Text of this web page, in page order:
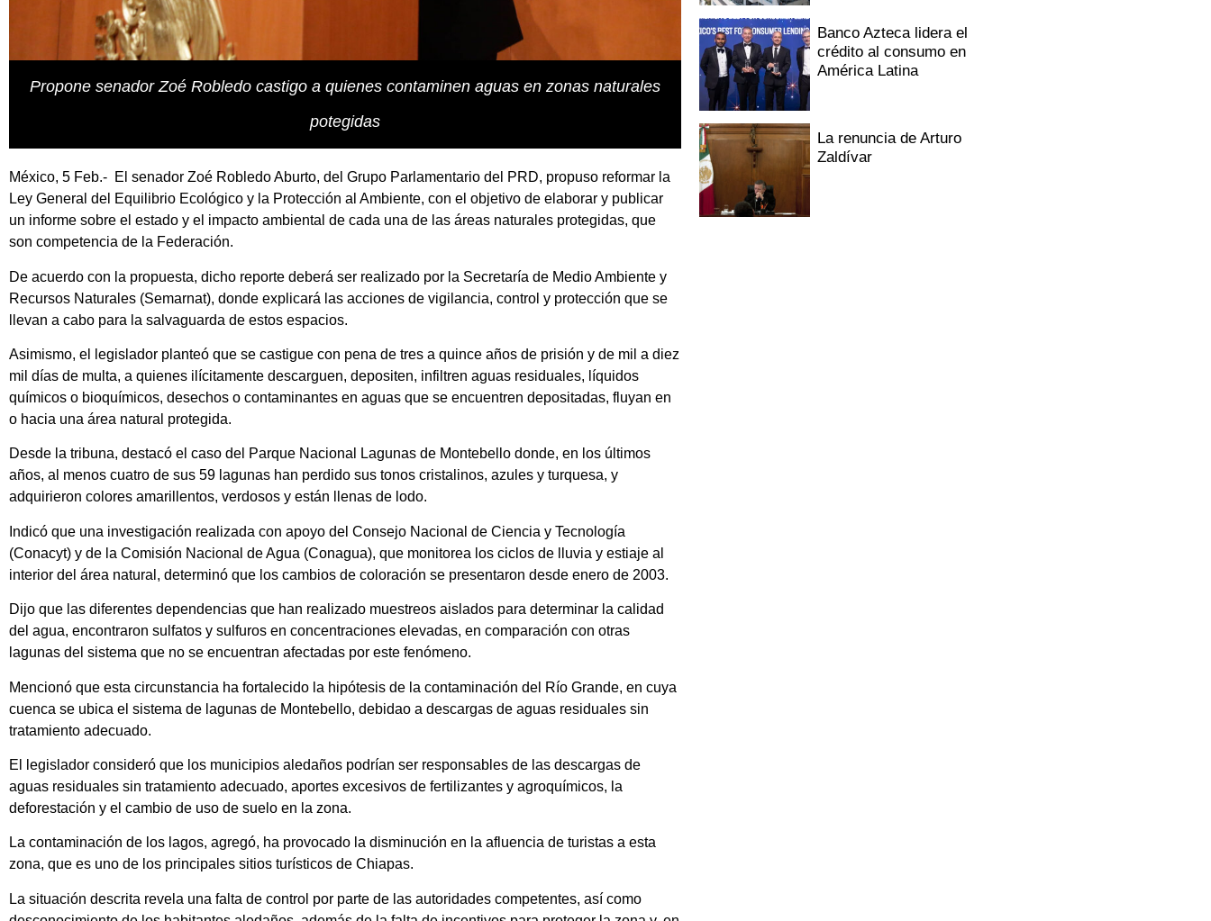
Propone senador Zoé Robledo castigo a quienes contaminen aguas en zonas naturales
potegidas
México, 5 Feb.- El senador Zoé Robledo Aburto, del Grupo Parlamentario del PRD, propuso reformar la
Ley General del Equilibrio Ecológico y la Protección al Ambiente, con el objetivo de elaborar y publicar
un informe sobre el estado y el impacto ambiental de cada una de las áreas naturales protegidas, que
son competencia de la Federación.
De acuerdo con la propuesta, dicho reporte deberá ser realizado por la Secretaría de Medio Ambiente y
Recursos Naturales (Semarnat), donde explicará las acciones de vigilancia, control y protección que se
llevan a cabo para la salvaguarda de estos espacios.
Asimismo, el legislador planteó que se castigue con pena de tres a quince años de prisión y de mil a diez
mil días de multa, a quienes ilícitamente descarguen, depositen, infiltren aguas residuales, líquidos
químicos o bioquímicos, desechos o contaminantes en aguas que se encuentren depositadas, fluyan en
o hacia una área natural protegida.
Desde la tribuna, destacó el caso del Parque Nacional Lagunas de Montebello donde, en los últimos
años, al menos cuatro de sus 59 lagunas han perdido sus tonos cristalinos, azules y turquesa, y
adquirieron colores amarillentos, verdosos y están llenas de lodo.
Indicó que una investigación realizada con apoyo del Consejo Nacional de Ciencia y Tecnología
(Conacyt) y de la Comisión Nacional de Agua (Conagua), que monitorea los ciclos de lluvia y estiaje al
interior del área natural, determinó que los cambios de coloración se presentaron desde enero de 2003.
Dijo que las diferentes dependencias que han realizado muestreos aislados para determinar la calidad
del agua, encontraron sulfatos y sulfuros en concentraciones elevadas, en comparación con otras
lagunas del sistema que no se encuentran afectadas por este fenómeno.
Mencionó que esta circunstancia ha fortalecido la hipótesis de la contaminación del Río Grande, en cuya
cuenca se ubica el sistema de lagunas de Montebello, debidao a descargas de aguas residuales sin
tratamiento adecuado.
El legislador consideró que los municipios aledaños podrían ser responsables de las descargas de
aguas residuales sin tratamiento adecuado, aportes excesivos de fertilizantes y agroquímicos, la
deforestación y el cambio de uso de suelo en la zona.
La contaminación de los lagos, agregó, ha provocado la disminución en la afluencia de turistas a esta
zona, que es uno de los principales sitios turísticos de Chiapas.
La situación descrita revela una falta de control por parte de las autoridades competentes, así como
Banco Azteca lidera el
crédito al consumo en
América Latina
La renuncia de Arturo
Zaldívar